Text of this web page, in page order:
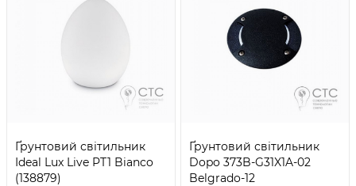
Ґрунтовий світильник
Ideal Lux Live PT1 Bianco
(138879)
Ґрунтовий світильник
Dopo 373B-G31X1A-02
Belgrado-12